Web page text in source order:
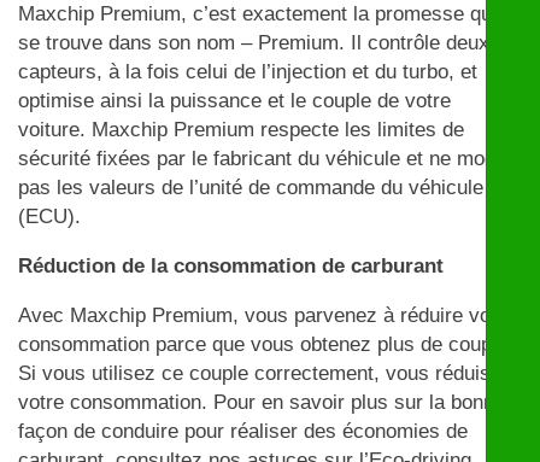
Maxchip Premium, c’est exactement la promesse qui
se trouve dans son nom – Premium. Il contrôle deux
capteurs, à la fois celui de l’injection et du turbo, et
optimise ainsi la puissance et le couple de votre
voiture. Maxchip Premium respecte les limites de
sécurité fixées par le fabricant du véhicule et ne modifie
pas les valeurs de l’unité de commande du véhicule
(ECU).
Réduction de la consommation de carburant
Avec Maxchip Premium, vous parvenez à réduire votre
consommation parce que vous obtenez plus de couple.
Si vous utilisez ce couple correctement, vous réduisez
votre consommation. Pour en savoir plus sur la bonne
façon de conduire pour réaliser des économies de